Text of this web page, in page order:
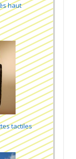
haut
tactiles